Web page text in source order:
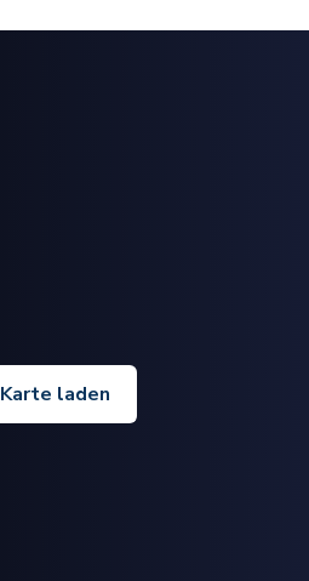
Karte laden